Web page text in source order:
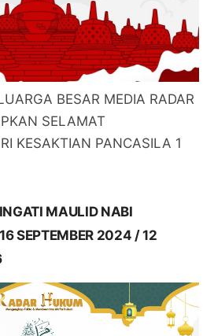
BESAR MEDIA RADAR
SELAMAT
KESAKTIAN PANCASILA 1
MAULID NABI
SEPTEMBER 2024 / 12